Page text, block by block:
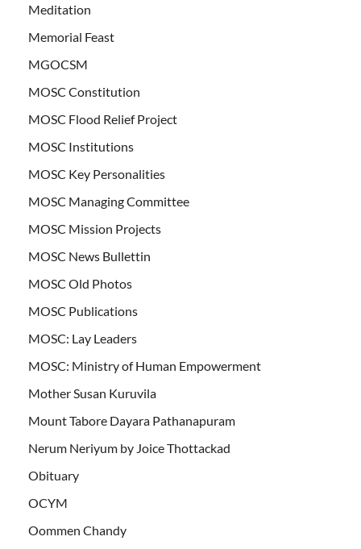
Meditation
Memorial Feast
MGOCSM
MOSC Constitution
MOSC Flood Relief Project
MOSC Institutions
MOSC Key Personalities
MOSC Managing Committee
MOSC Mission Projects
MOSC News Bullettin
MOSC Old Photos
MOSC Publications
MOSC: Lay Leaders
MOSC: Ministry of Human Empowerment
Mother Susan Kuruvila
Mount Tabore Dayara Pathanapuram
Nerum Neriyum by Joice Thottackad
Obituary
OCYM
Oommen Chandy